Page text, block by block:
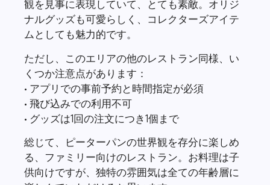
• グッズは1回の注文につき1個まで
総じて、ピーターパンの世界観を存分に楽しめ
供向けですが、独特の雰囲気は全ての年齢層に
楽しんでいただけると思います。
Lookout Cookoutはどこ
にありますか?
「ルックアウトクックアウト」の場所について
ご案内させていただきます！ファンタジースプ